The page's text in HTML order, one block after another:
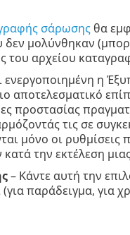
σάρωσηςθα
μολύνθηκαν
του αρχείου
ενεργοποιημένη η
αποτελεσματικό
προστασίας
τις σε
μόνο οι ρυθμίσεις
την εκτέλεση
– Κάντε αυτή την
παράδειγμα, για